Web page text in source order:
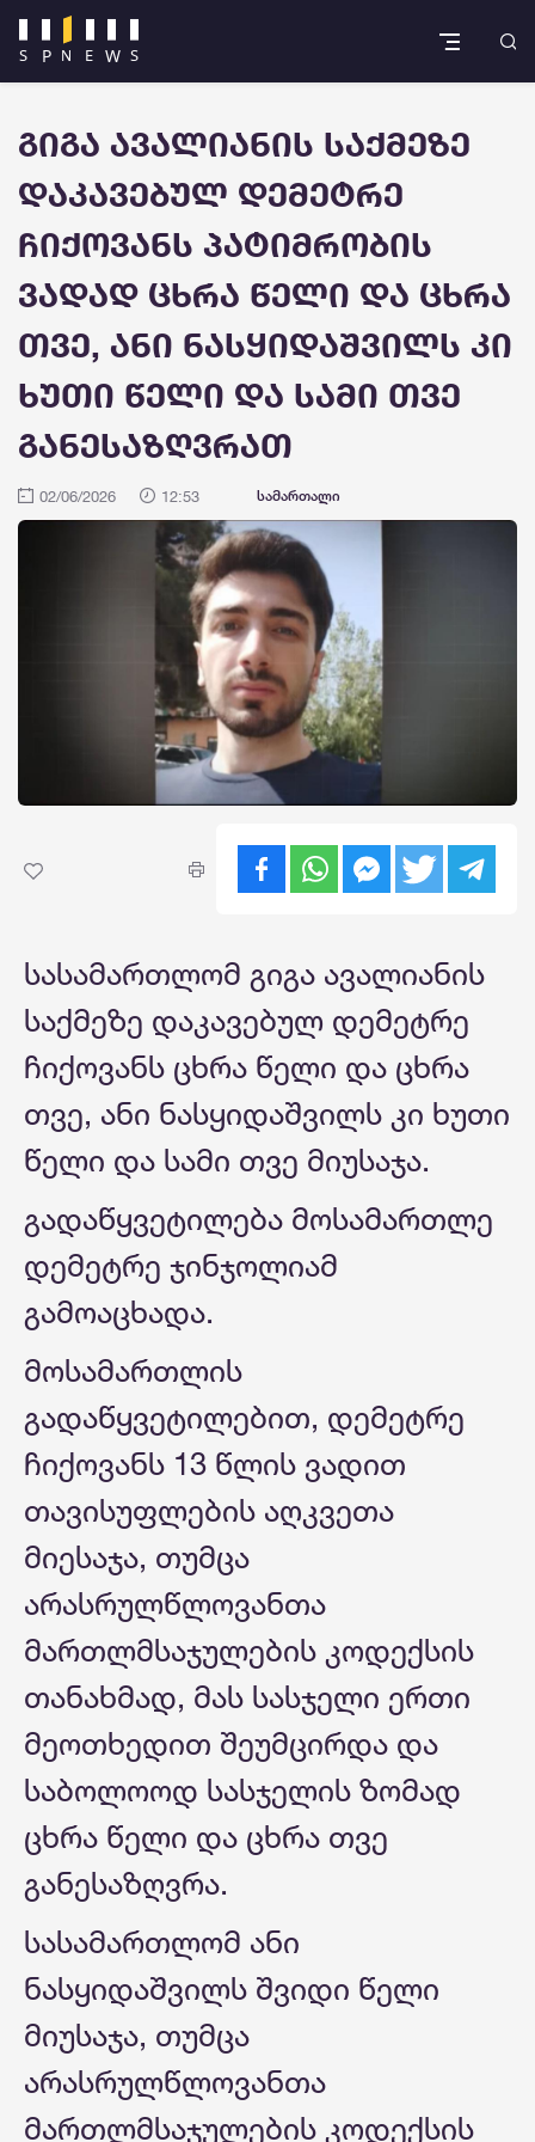
გიგა ავალიანის საქმეზე
დაკავებულ დემეტრე
ჩიქოვანს პატიმრობის
ვადად ცხრა წელი და ცხრა
თვე, ანი ნასყიდაშვილს კი
ხუთი წელი და სამი თვე
განესაზღვრათ
02/06/2026 12:53 სამართალი
სასამართლომ გიგა ავალიანის
საქმეზე დაკავებულ დემეტრე
ჩიქოვანს ცხრა წელი და ცხრა
თვე, ანი ნასყიდაშვილს კი ხუთი
წელი და სამი თვე მიუსაჯა.
გადაწყვეტილება მოსამართლე
დემეტრე ჯინჯოლიამ
გამოაცხადა.
მოსამართლის
გადაწყვეტილებით, დემეტრე
ჩიქოვანს 13 წლის ვადით
თავისუფლების აღკვეთა
მიესაჯა, თუმცა
არასრულწლოვანთა
მართლმსაჯულების კოდექსის
თანახმად, მას სასჯელი ერთი
მეოთხედით შეუმცირდა და
საბოლოოდ სასჯელის ზომად
ცხრა წელი და ცხრა თვე
განესაზღვრა.
სასამართლომ ანი
ნასყიდაშვილს შვიდი წელი
მიუსაჯა, თუმცა
არასრულწლოვანთა
მართლმსაჯულების კოდექსის